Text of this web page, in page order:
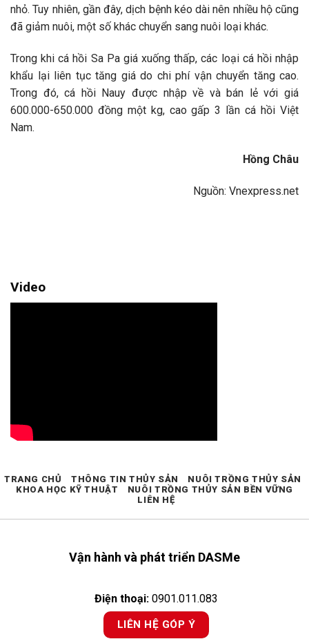
nhỏ. Tuy nhiên, gần đây, dịch bệnh kéo dài nên nhiều hộ cũng
đã giảm nuôi, một số khác chuyển sang nuôi loại khác.
Trong khi cá hồi Sa Pa giá xuống thấp, các loại cá hồi nhập
khẩu lại liên tục tăng giá do chi phí vận chuyển tăng cao.
Trong đó, cá hồi Nauy được nhập về và bán lẻ với giá
600.000-650.000 đồng một kg, cao gấp 3 lần cá hồi Việt
Nam.
Hồng Châu
Nguồn: Vnexpress.net
Video
Vận hành và phát triển DASMe
Điện thoại: 0901.011.083
LIÊN HỆ GÓP Ý
TRANG CHỦ THÔNG TIN THỦY SẢN
NUÔI TRỒNG THỦY SẢN
KHOA HỌC KỸ THUẬT
NUÔI TRỒNG THỦY SẢN BỀN VỮNG
LIÊN HỆ